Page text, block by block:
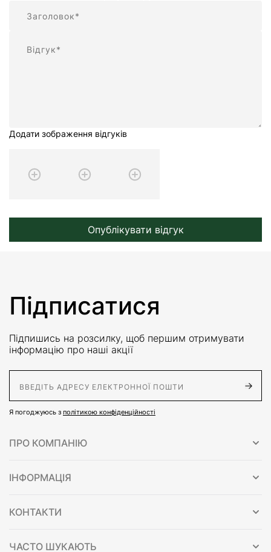
Додати зображення відгуків
Опублікувати відгук
Підписатися
Підпишись на розсилку, щоб першим отримувати
інформацію про наші акції
Я погоджуюсь з політикою конфіденційності
ПРО КОМПАНІЮ
ІНФОРМАЦІЯ
КОНТАКТИ
ЧАСТО ШУКАЮТЬ